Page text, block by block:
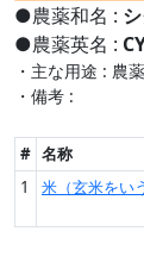
●農薬和名 :
●農薬英名 :
・主な用途 : 農
・備考 :
# 名称
1
米（玄米をい